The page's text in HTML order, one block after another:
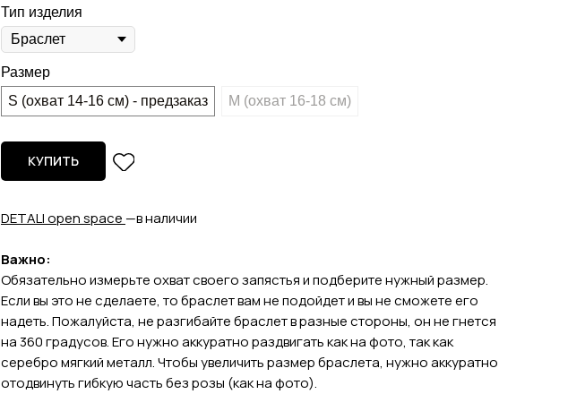
Тип изделия
Размер
S (охват 14-16 см) - предзаказ
M (охват 16-18 см)
КУПИТЬ
DETALI open space —в наличии
Важно:
Обязательно измерьте охват своего запястья и подберите нужный размер.
Если вы это не сделаете, то браслет вам не подойдет и вы не сможете его
надеть. Пожалуйста, не разгибайте браслет в разные стороны, он не гнется
на 360 градусов. Его нужно аккуратно раздвигать как на фото, так как
серебро мягкий металл. Чтобы увеличить размер браслета, нужно аккуратно
отодвинуть гибкую часть без розы (как на фото).